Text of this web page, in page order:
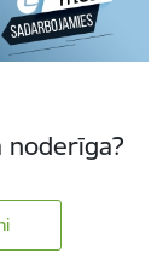
noderīga?